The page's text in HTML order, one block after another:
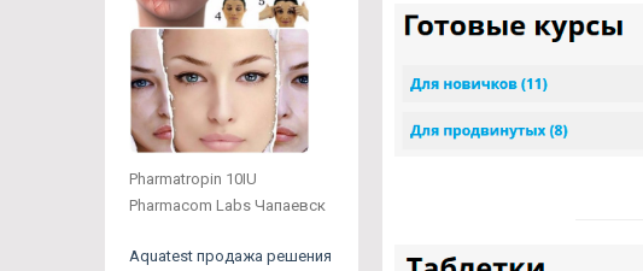
Pharmatropin 10IU
Pharmacom Labs Чапаевск
Aquatest продажа решения